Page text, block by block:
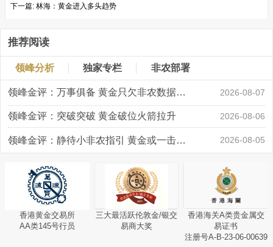
下一篇: 林海：黄金进入多头趋势
推荐阅读
领峰分析 独家专栏 非农部署
领峰金评：万事俱备 黄金只欠非农数据“东风” 2026-08-07
领峰金评：突破突破 黄金破位火箭拉升 2026-08-06
领峰金评：静待小非农指引 黄金或一击破局 2026-08-05
香港黄金交易所
AA类145号行员
三大最活跃伦敦金/银交
易商大奖
香港海关A类贵金属交
易证书
注册号A-B-23-06-00639